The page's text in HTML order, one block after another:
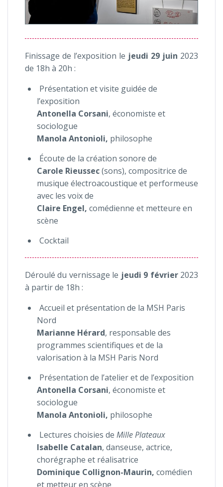
Finissage de l’exposition le jeudi 29 juin 2023
de 18h à 20h :
Présentation et visite guidée de
l’exposition
Antonella Corsani, économiste et
sociologue
Manola Antonioli, philosophe
Écoute de la création sonore de
Carole Rieussec(sons), compositrice de
musique électroacoustique et performeuse
avec les voix de
Claire Engel, comédienne et metteure en
scène
Cocktail
Déroulé du vernissage le jeudi 9 février2023
à partir de 18h :
Accueil et présentation de la MSH Paris
Nord
Marianne Hérard, responsable des
programmes scientifiques et de la
valorisation à la MSH Paris Nord
Présentation de l’atelier et de l’exposition
Antonella Corsani, économiste et
sociologue
Manola Antonioli, philosophe
Lectures choisies de Mille Plateaux
Isabelle Catalan, danseuse, actrice,
chorégraphe et réalisatrice
Dominique Collignon-Maurin, comédien
et metteur en scène